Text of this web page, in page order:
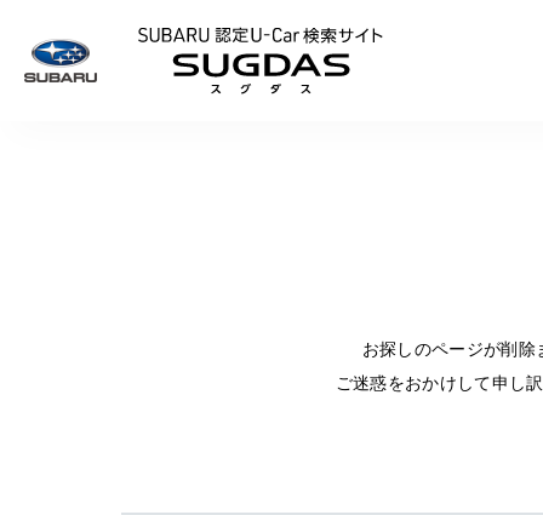
お探しのページが削
ご迷惑をおかけして申し